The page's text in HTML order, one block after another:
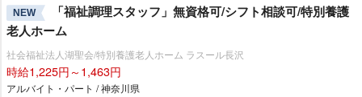
NEW
「福祉調理スタッフ」無資格可/シフト相談可/特別養護
老人ホーム
社会福祉法人湖聖会/特別養護老人ホーム ラスール長沢
時給1,225円～1,463円
アルバイト・パート / 神奈川県